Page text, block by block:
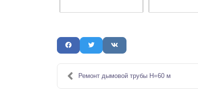
Ремонт дымовой трубы Н=60 м